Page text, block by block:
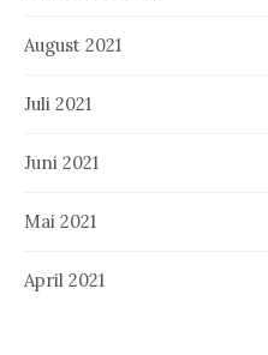
August 2021
Juli 2021
Juni 2021
Mai 2021
April 2021